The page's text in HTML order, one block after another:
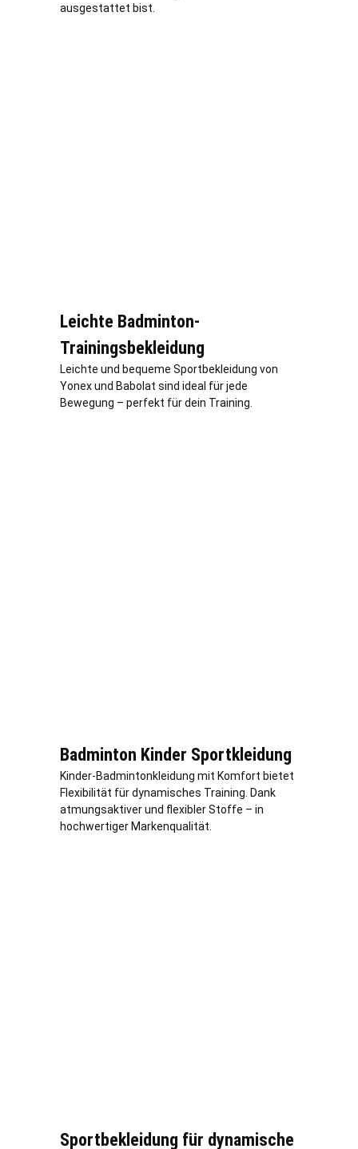
ausgestattet bist.
Leichte Badminton-
Trainingsbekleidung
Leichte und bequeme Sportbekleidung von
Yonex und Babolat sind ideal für jede
Bewegung – perfekt für dein Training.
Badminton Kinder Sportkleidung
Kinder-Badmintonkleidung mit Komfort bietet
Flexibilität für dynamisches Training. Dank
atmungsaktiver und flexibler Stoffe – in
hochwertiger Markenqualität.
Sportbekleidung für dynamische